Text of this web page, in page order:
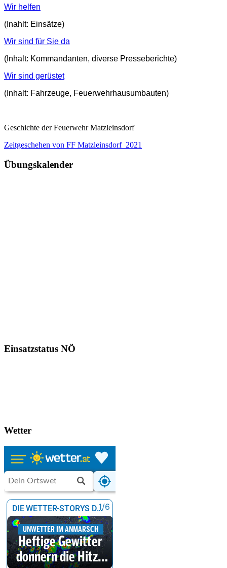
Wir helfen
(Inahlt: Einsätze)
Wir sind für Sie da
(Inhalt: Kommandanten, diverse Presseberichte)
Wir sind gerüstet
(Inhalt: Fahrzeuge, Feuerwehrhausumbauten)
Geschichte der Feuerwehr Matzleinsdorf
Zeitgeschehen von FF Matzleinsdorf_2021
Übungskalender
Einsatzstatus NÖ
Wetter